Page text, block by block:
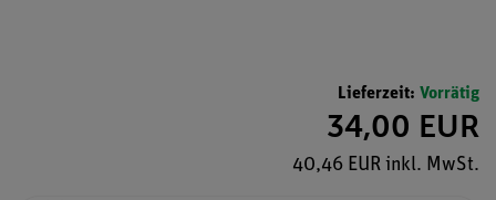
Lieferzeit: Vorrätig
34,00 EUR
40,46 EUR inkl. MwSt.